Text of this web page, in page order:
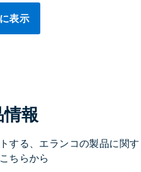
表示
報
する、エランコの製品に関す
ちらから